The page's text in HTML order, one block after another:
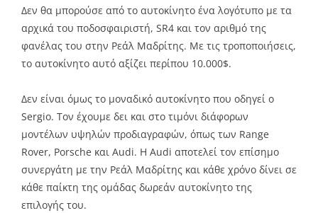
Δεν θα μπορούσε από το αυτοκίνητο ένα λογότυπο με τα
αρχικά του ποδοσφαιριστή, SR4 και τον αριθμό της
φανέλας του στην Ρεάλ Μαδρίτης. Με τις τροποποιήσεις,
το αυτοκίνητο αυτό αξίζει περίπου 10.000$.
Δεν είναι όμως το μοναδικό αυτοκίνητο που οδηγεί ο
Sergio. Τον έχουμε δει και στο τιμόνι διάφορων
μοντέλων υψηλών προδιαγραφών, όπως των Range
Rover, Porsche και Audi. Η Audi αποτελεί τον επίσημο
συνεργάτη με την Ρεάλ Μαδρίτης και κάθε χρόνο δίνει σε
κάθε παίκτη της ομάδας δωρεάν αυτοκίνητο της
επιλογής του.